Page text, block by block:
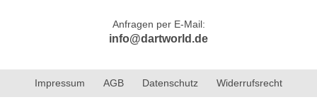
Anfragen per E-Mail:
info@dartworld.de
Impressum AGB Datenschutz Widerrufsrecht